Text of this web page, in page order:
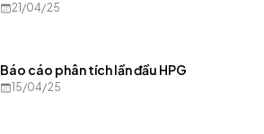
21/04/25
Báo cáo phân tích lần đầu HPG
15/04/25